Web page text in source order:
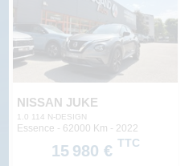
NISSAN JUKE
1.0 114 N-DESIGN
Essence - 62000 Km - 2022
15 980 € TTC